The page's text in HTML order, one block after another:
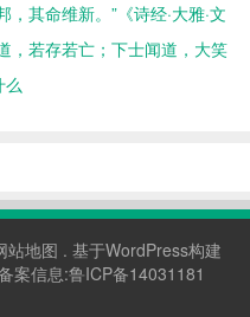
其命维新。”《诗经·大雅·文
，若存若亡；下士闻道，大笑
么
站地图 . 基于WordPress构建
案信息:鲁ICP备14031181